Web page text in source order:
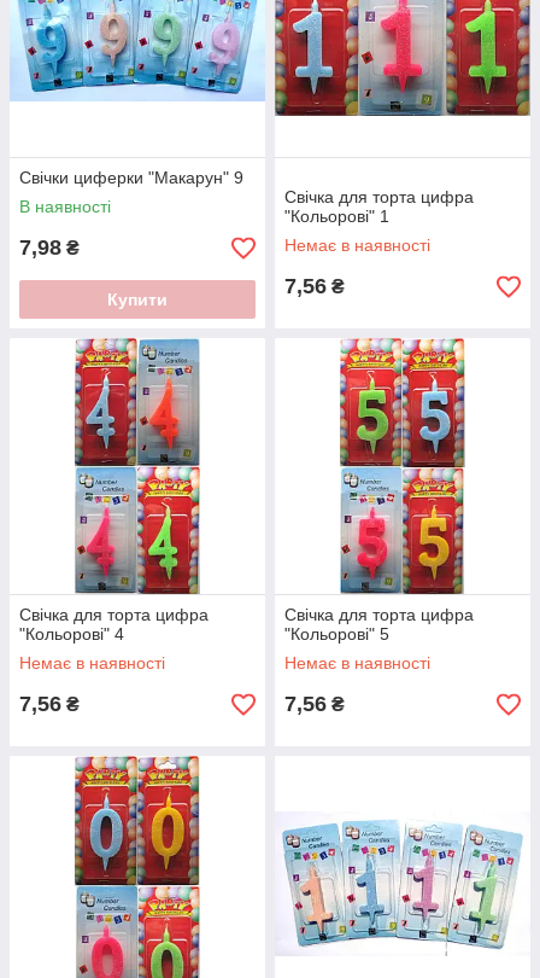
Свічки циферки "Макарун" 9
В наявності
7,98 ₴
Купити
Свічка для торта цифра
"Кольорові" 1
Немає в наявності
7,56 ₴
Свічка для торта цифра
"Кольорові" 4
Немає в наявності
7,56 ₴
Свічка для торта цифра
"Кольорові" 5
Немає в наявності
7,56 ₴